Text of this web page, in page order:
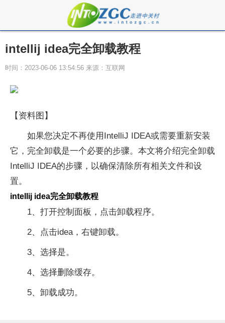
intellij idea完全卸载教程
时间：2023-06-06 13:54:56 来源：互联网
【资料图】
如果您决定不再使用IntelliJ IDEA或需要重新安装
它，完全卸载是一个必要的步骤。本文将介绍完全卸载
IntelliJ IDEA的步骤，以确保清除所有相关文件和设
置。
intellij idea完全卸载教程
1、打开控制面板，点击卸载程序。
2、点击idea，右键卸载。
3、选择是。
4、选择删除缓存。
5、卸载成功。